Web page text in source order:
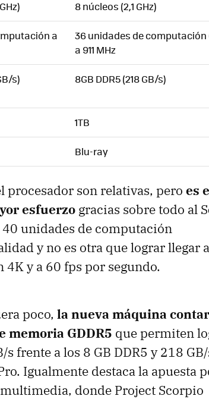
8 núcleos (2,1 GHz)
a
36 unidades de computación
a 911 MHz
s) 8GB DDR5 (218 GB/s)
1TB
Blu-ray
procesador son relativas, pero es
esfuerzo gracias sobre todo al
unidades de computación
y no es otra que lograr llegar
y a 60 fps por segundo.
poco, la nueva máquina
memoria GDDR5 que permiten
s frente a los 8 GB DDR5 y 218
Igualmente destaca la apuesta
donde Project Scorpio